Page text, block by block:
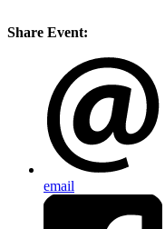
Share Event:
email